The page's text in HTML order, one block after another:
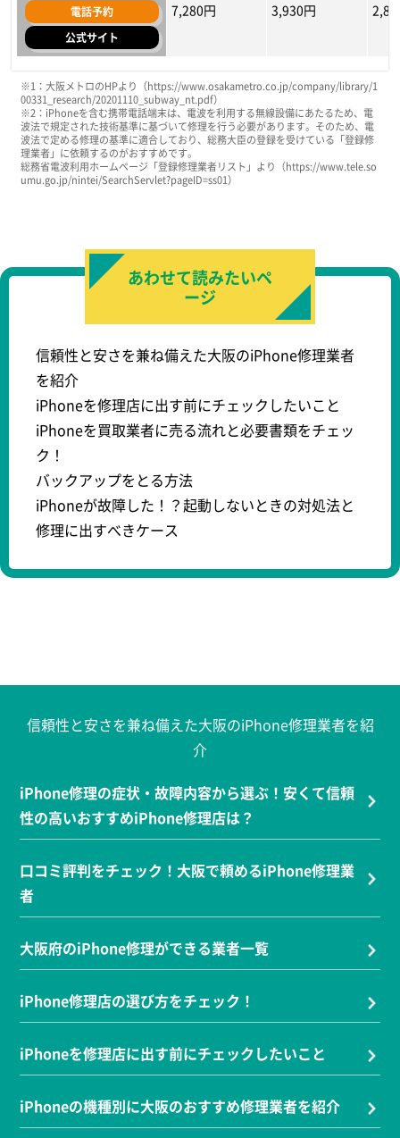
電話予約
公式サイト
7,280円 3,930円
店舗名 iphone11 iphoneX
スマホスピタル天王寺店
電話予約
公式サイト
4,880円 3,700円 900
iPhone修理救急便 天王寺
公式サイト
店舗名 iphone11 iphoneX
スマホスピタル天王寺店
電話予約
公式サイト
5,400円 5,000円
iPhone修理救急便 天王寺
公式サイト
店舗名 iphone11 iphoneX
スマホスピタル天王寺店
電話予約
公式サイト
10,900円 8,400円
iPhone修理救急便 天王寺
公式サイト
※1：大阪メトロのHPより（https://www.osakametro.co.jp/company/library/1
00331_research/20201110_subway_nt.pdf）
※2：iPhoneを含む携帯電話端末は、電波を利用する無線設備にあたるため、電
波法で規定された技術基準に基づいて修理を行う必要があります。そのため、電
波法で定める修理の基準に適合しており、総務大臣の登録を受けている「登録修
理業者」に依頼するのがおすすめです。
総務省電波利用ホームページ「登録修理業者リスト」より（https://www.tele.so
umu.go.jp/nintei/SearchServlet?pageID=ss01）
あわせて読みたいペ
ージ
信頼性と安さを兼ね備えた大阪のiPhone修理業者
を紹介
iPhoneを修理店に出す前にチェックしたいこと
iPhoneを買取業者に売る流れと必要書類をチェッ
ク！
バックアップをとる方法
iPhoneが故障した！？起動しないときの対処法と
修理に出すべきケース
信頼性と安さを兼ね備えた大阪のiPhone修理業者を紹
介
iPhone修理の症状・故障内容から選ぶ！安くて信頼
性の高いおすすめiPhone修理店は？
口コミ評判をチェック！大阪で頼めるiPhone修理業
者
大阪府のiPhone修理ができる業者一覧
iPhone修理店の選び方をチェック！
iPhoneを修理店に出す前にチェックしたいこと
iPhoneの機種別に大阪のおすすめ修理業者を紹介